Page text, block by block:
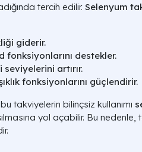
tercih edilir. Selenyum
giderir.
fonksiyonlarını destekler.
seviyelerini artırır.
fonksiyonlarını güçlendirir.
takviyelerin bilinçsiz kullanımı
yol açabilir. Bu